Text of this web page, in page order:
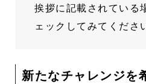
挨拶に記載されている
ェックしてみてくださ
新たなチャレンジを